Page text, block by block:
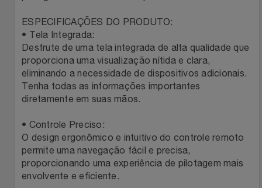
Informática
Jardim
Jogos E Consoles
Livros
Malas E Mochilas
Mercado
Loccitane Au Bresil
Loccitane En Provence
Magalu
Meu Resgate Favorito
Mondial
Mormaii
Pet Love Saúde
Ponto Frio
Pontos Por Opiniões
Portal Das Malas
Renner
Sams Club
ESPECIFICAÇÕES DO PRODUTO:
• Tela Integrada:
Desfrute de uma tela integrada de alta qualidade que
proporciona uma visualização nítida e clara,
eliminando a necessidade de dispositivos adicionais.
Tenha todas as informações importantes
diretamente em suas mãos.
• Controle Preciso:
O design ergonômico e intuitivo do controle remoto
permite uma navegação fácil e precisa,
proporcionando uma experiência de pilotagem mais
envolvente e eficiente.